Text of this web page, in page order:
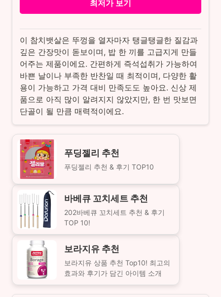
최저가 보기
이 참치뱃살은 뚜껑을 열자마자 탱글탱글한 질감과
깊은 간장맛이 돋보이며, 밥 한 끼를 고급지게 만들
어주는 제품이에요. 간편하게 즉석섭취가 가능하여
바쁜 날이나 부족한 반찬일 때 최적이며, 다양한 활
용이 가능하고 가격 대비 만족도도 높아요. 신상 제
품으로 아직 많이 알려지지 않았지만, 한 번 맛보면
단골이 될 만큼 매력적이에요.
푸딩젤리 추천
푸딩젤리 추천 & 후기 TOP10
바베큐 꼬치세트 추천
202바베큐 꼬치세트 추천 & 후기
TOP 10!
보라지유 추천
보라지유 상품 추천 Top10! 최고의
효과와 후기가 담긴 아이템 소개